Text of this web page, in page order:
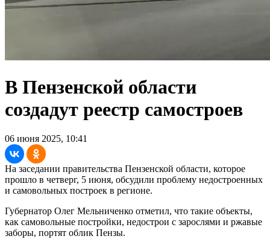
В Пензенской области
создадут реестр самостроев
06 июня 2025, 10:41
На заседании правительства Пензенской области, которое
прошло в четверг, 5 июня, обсудили проблему недостроенных
и самовольных построек в регионе.
Губернатор Олег Мельниченко отметил, что такие объекты,
как самовольные постройки, недострои с зарослями и ржавые
заборы, портят облик Пензы.